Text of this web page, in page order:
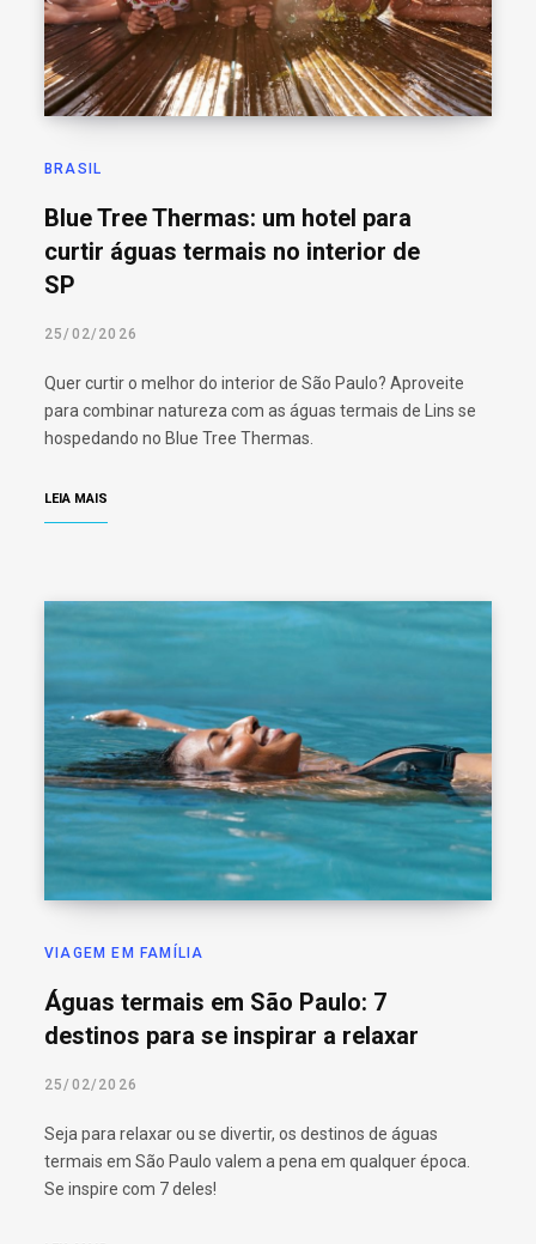
BRASIL
Blue Tree Thermas: um hotel para
curtir águas termais no interior de
SP
25/02/2026
Quer curtir o melhor do interior de São Paulo? Aproveite
para combinar natureza com as águas termais de Lins se
hospedando no Blue Tree Thermas.
LEIA MAIS
VIAGEM EM FAMÍLIA
Águas termais em São Paulo: 7
destinos para se inspirar a relaxar
25/02/2026
Seja para relaxar ou se divertir, os destinos de águas
termais em São Paulo valem a pena em qualquer época.
Se inspire com 7 deles!